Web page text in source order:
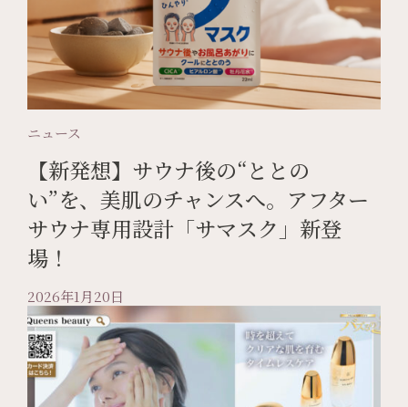
ニュース
【新発想】サウナ後の“ととの
い”を、美肌のチャンスへ。アフター
サウナ専用設計「サマスク」新登
場！
2026年1月20日